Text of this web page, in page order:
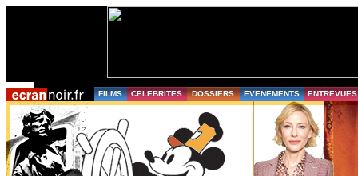
FILMS CELEBRITES DOSSIERS EVENEMENTS ENTREVUES